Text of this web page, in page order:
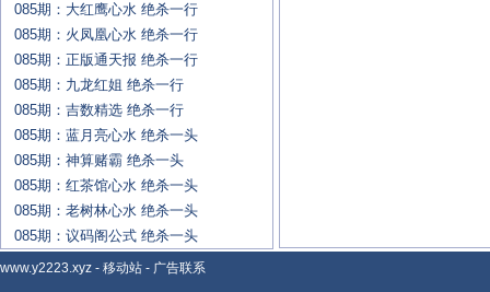
085期：大红鹰心水 绝杀一行
085期：火凤凰心水 绝杀一行
085期：正版通天报 绝杀一行
085期：九龙红姐 绝杀一行
085期：吉数精选 绝杀一行
085期：蓝月亮心水 绝杀一头
085期：神算赌霸 绝杀一头
085期：红茶馆心水 绝杀一头
085期：老树林心水 绝杀一头
085期：议码阁公式 绝杀一头
www.y2223.xyz - 移动站 - 广告联系